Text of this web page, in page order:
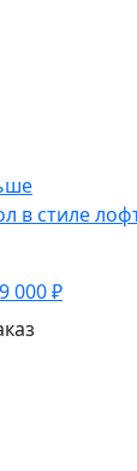
в стиле
000 ₽